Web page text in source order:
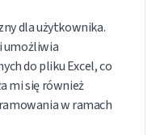
dla użytkownika.
umożliwia
do pliku Excel, co
mi się również
w ramach